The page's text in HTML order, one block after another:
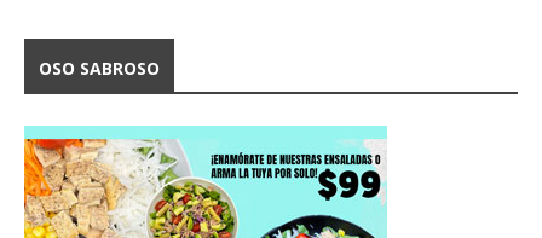
OSO SABROSO